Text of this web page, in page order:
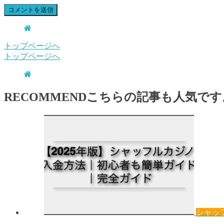
トップページへ
トップページへ
RECOMMENDこちらの記事も人気です
シャッ